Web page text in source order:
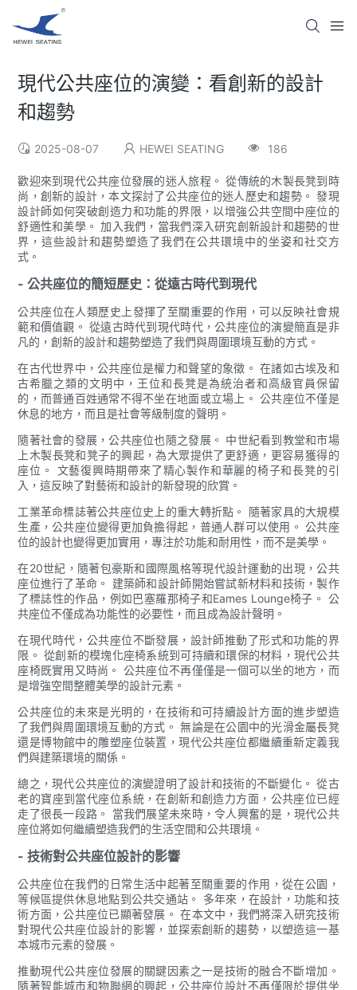
現代公共座位的演變：看創新的設計
和趨勢
2025-08-07 HEWEI SEATING 186
歡迎來到現代公共座位發展的迷人旅程。 從傳統的木製長凳到時
尚，創新的設計，本文探討了公共座位的迷人歷史和趨勢。 發現
設計師如何突破創造力和功能的界限，以增強公共空間中座位的
舒適性和美學。 加入我們，當我們深入研究創新設計和趨勢的世
界，這些設計和趨勢塑造了我們在公共環境中的坐姿和社交方
式。
- 公共座位的簡短歷史：從遠古時代到現代
公共座位在人類歷史上發揮了至關重要的作用，可以反映社會規
範和價值觀。 從遠古時代到現代時代，公共座位的演變簡直是非
凡的，創新的設計和趨勢塑造了我們與周圍環境互動的方式。
在古代世界中，公共座位是權力和聲望的象徵。 在諸如古埃及和
古希臘之類的文明中，王位和長凳是為統治者和高級官員保留
的，而普通百姓通常不得不坐在地面或立場上。 公共座位不僅是
休息的地方，而且是社會等級制度的聲明。
隨著社會的發展，公共座位也隨之發展。 中世紀看到教堂和市場
上木製長凳和凳子的興起，為大眾提供了更舒適，更容易獲得的
座位。 文藝復興時期帶來了精心製作和華麗的椅子和長凳的引
入，這反映了對藝術和設計的新發現的欣賞。
工業革命標誌著公共座位史上的重大轉折點。 隨著家具的大規模
生產，公共座位變得更加負擔得起，普通人群可以使用。 公共座
位的設計也變得更加實用，專注於功能和耐用性，而不是美學。
在20世紀，隨著包豪斯和國際風格等現代設計運動的出現，公共
座位進行了革命。 建築師和設計師開始嘗試新材料和技術，製作
了標誌性的作品，例如巴塞羅那椅子和Eames Lounge椅子。 公
共座位不僅成為功能性的必要性，而且成為設計聲明。
在現代時代，公共座位不斷發展，設計師推動了形式和功能的界
限。 從創新的模塊化座椅系統到可持續和環保的材料，現代公共
座椅既實用又時尚。 公共座位不再僅僅是一個可以坐的地方，而
是增強空間整體美學的設計元素。
公共座位的未來是光明的，在技術和可持續設計方面的進步塑造
了我們與周圍環境互動的方式。 無論是在公園中的光滑金屬長凳
還是博物館中的雕塑座位裝置，現代公共座位都繼續重新定義我
們與建築環境的關係。
總之，現代公共座位的演變證明了設計和技術的不斷變化。 從古
老的寶座到當代座位系統，在創新和創造力方面，公共座位已經
走了很長一段路。 當我們展望未來時，令人興奮的是，現代公共
座位將如何繼續塑造我們的生活空間和公共環境。
- 技術對公共座位設計的影響
公共座位在我們的日常生活中起著至關重要的作用，從在公園，
等候區提供休息地點到公共交通站。 多年來，在設計，功能和技
術方面，公共座位已顯著發展。 在本文中，我們將深入研究技術
對現代公共座位設計的影響，並探索創新的趨勢，以塑造這一基
本城市元素的發展。
推動現代公共座位發展的關鍵因素之一是技術的融合不斷增加。
隨著智能城市和物聯網的興起，公共座位設計不再僅限於提供坐